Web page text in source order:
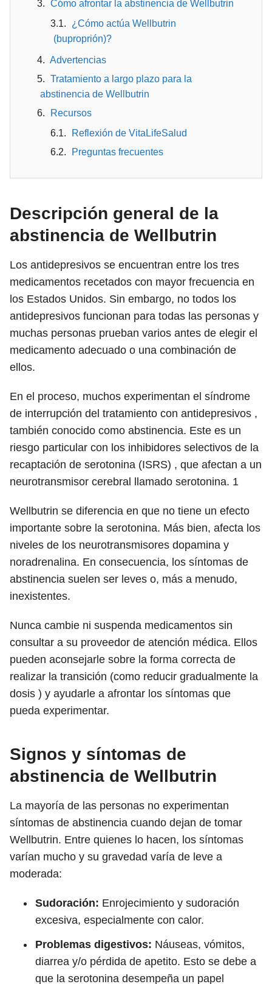
Cómo afrontar la abstinencia de Wellbutrin
¿Cómo actúa Wellbutrin
(buproprión)?
Advertencias
Tratamiento a largo plazo para la
abstinencia de Wellbutrin
Recursos
Reflexión de VitaLifeSalud
Preguntas frecuentes
Descripción general de la
abstinencia de Wellbutrin
Los antidepresivos se encuentran entre los tres
medicamentos recetados con mayor frecuencia en
los Estados Unidos. Sin embargo, no todos los
antidepresivos funcionan para todas las personas y
muchas personas prueban varios antes de elegir el
medicamento adecuado o una combinación de
ellos.
En el proceso, muchos experimentan el síndrome
de interrupción del tratamiento con antidepresivos ,
también conocido como abstinencia. Este es un
riesgo particular con los inhibidores selectivos de la
recaptación de serotonina (ISRS) , que afectan a un
neurotransmisor cerebral llamado serotonina. 1
Wellbutrin se diferencia en que no tiene un efecto
importante sobre la serotonina. Más bien, afecta los
niveles de los neurotransmisores dopamina y
noradrenalina. En consecuencia, los síntomas de
abstinencia suelen ser leves o, más a menudo,
inexistentes.
Nunca cambie ni suspenda medicamentos sin
consultar a su proveedor de atención médica. Ellos
pueden aconsejarle sobre la forma correcta de
realizar la transición (como reducir gradualmente la
dosis ) y ayudarle a afrontar los síntomas que
pueda experimentar.
Signos y síntomas de
abstinencia de Wellbutrin
La mayoría de las personas no experimentan
síntomas de abstinencia cuando dejan de tomar
Wellbutrin. Entre quienes lo hacen, los síntomas
varían mucho y su gravedad varía de leve a
moderada:
Sudoración: Enrojecimiento y sudoración
excesiva, especialmente con calor.
Problemas digestivos: Náuseas, vómitos,
diarrea y/o pérdida de apetito. Esto se debe a
que la serotonina desempeña un papel